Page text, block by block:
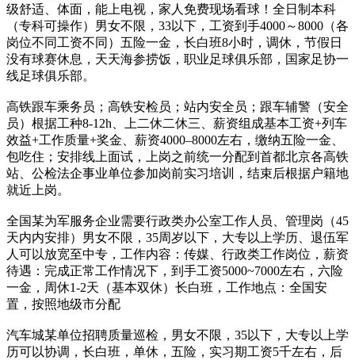
级舒适、体面，能上电视，家人免费现场看球！全日制本科
（专科可操作）男女不限，33以下，工资到手4000～8000（各
岗位不同工资不同）五险一金，长白班8小时，调休，节假日
没有球赛休息，天天海参捞饭，职业足球俱乐部，国家足协一
线足球俱乐部。
高铁跟车乘务员；高铁安检员；站内安全员；跟车辅警（安全
员）根据工种8-12h、上二休二休三、薪资组成基本工资+列车
效益+工作质量+奖金、薪资4000–8000左右，缴纳五险一金、
包吃住；安排线上面试，上岗之前统一分配到首都北京各高铁
站、公检法企事业单位参加岗前实习培训，结束后根据户籍地
就近上岗。
全国某为军服务企业需要行政类办公室工作人员、管理岗（45
天内内安排）男女不限，35周岁以下，大专以上学历、退伍军
人可以放宽至中专，工作内容：传媒、行政类工作岗位，薪资
待遇：完成正常工作情况下，到手工资5000~7000左右，六险
一金，周休1-2天（基本双休）长白班，工作地点：全国安
置，按照地级市分配
汽车城某单位招聘质量巡检，男女不限，35以下，大专以上学
历可以协调，长白班，单休，五险，实习期工资5千左右，后